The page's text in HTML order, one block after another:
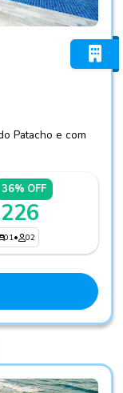
Patacho e com
36% OFF
01• 02